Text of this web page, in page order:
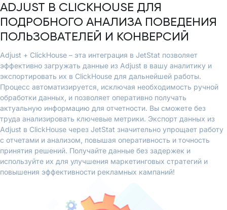
ADJUST В CLICKHOUSE ДЛЯ
ПОДРОБНОГО АНАЛИЗА ПОВЕДЕНИЯ
ПОЛЬЗОВАТЕЛЕЙ И КОНВЕРСИЙ
Adjust + ClickHouse – эта интеграция в JetStat позволяет
эффективно загружать данные из Adjust в вашу аналитику и
экспортировать их в ClickHouse для дальнейшей работы.
Процесс автоматизируется, исключая необходимость ручной
обработки данных, и позволяет оперативно получать
актуальную информацию для отчетности. Вы сможете без
труда анализировать ключевые метрики. Экспорт данных из
Adjust в ClickHouse через JetStat значительно упрощает работу
с отчетами и анализом, повышая оперативность и точность
принятия решений. Получайте данные без задержек и
используйте их для улучшения маркетинговых стратегий и
повышения эффективности рекламных кампаний!